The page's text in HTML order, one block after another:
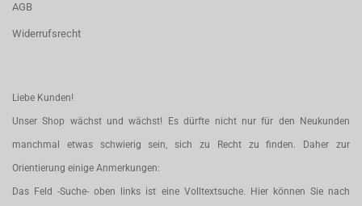
AGB
Widerrufsrecht
Liebe Kunden!
Unser Shop wächst und wächst! Es dürfte nicht nur für den Neukunden
manchmal etwas schwierig sein, sich zu Recht zu finden. Daher zur
Orientierung einige Anmerkungen:
Das Feld -Suche- oben links ist eine Volltextsuche. Hier können Sie nach